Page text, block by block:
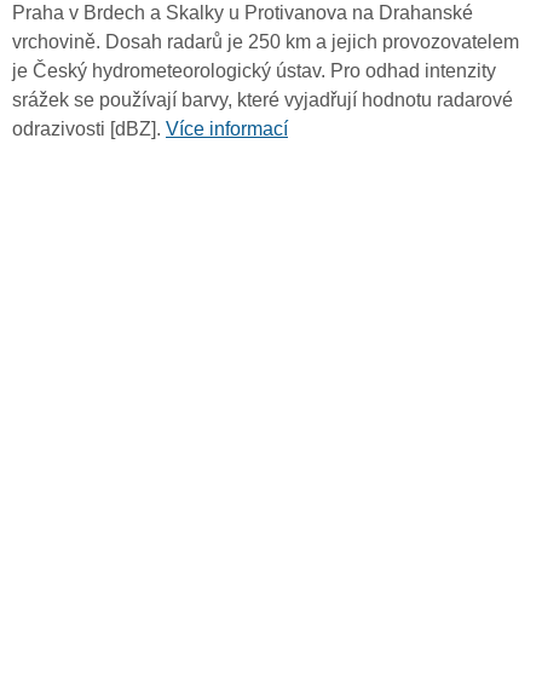
Praha v Brdech a Skalky u Protivanova na Drahanské
vrchovině. Dosah radarů je 250 km a jejich provozovatelem
je Český hydrometeorologický ústav. Pro odhad intenzity
srážek se používají barvy, které vyjadřují hodnotu radarové
odrazivosti [dBZ]. Více informací